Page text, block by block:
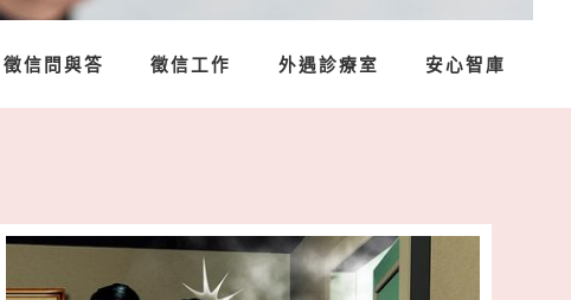
徵信問與答 徵信工作 外遇診療室 安心智庫